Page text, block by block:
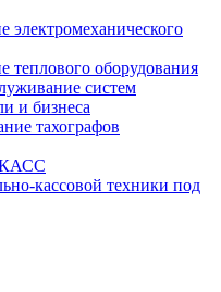
электромеханического
теплового оборудования
систем
и бизнеса
тахографов
кассовой техники под